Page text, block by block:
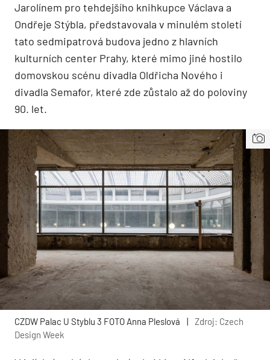
Jarolínem pro tehdejšího knihkupce Václava a
Ondřeje Stýbla, představovala v minulém století
tato sedmipatrová budova jedno z hlavních
kulturních center Prahy, které mimo jiné hostilo
domovskou scénu divadla Oldřicha Nového i
divadla Semafor, které zde zůstalo až do poloviny
90. let.
CZDW Palac U Styblu 3 FOTO Anna Pleslová |
Zdroj: Czech
Design Week